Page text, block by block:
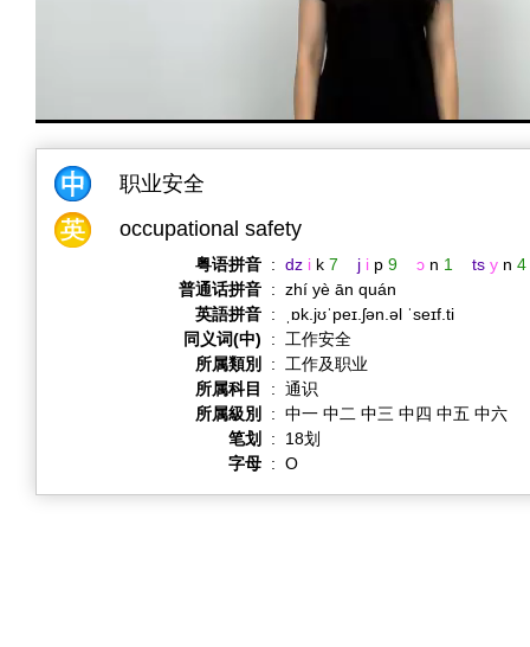
职业安全
occupational safety
粤语拼音 : dz i k 7 j i p 9 ɔ n 1 ts y n 4
普通话拼音 : zhí yè ān quán
英語拼音 :
ˌɒk.jʊˈpeɪ.ʃən.əl ˈseɪf.ti
同义词(中)
:
工作安全
所属類別
:
工作及职业
所属科目
: 通识
所属級別
: 中一 中二 中三 中四 中五 中六
笔划
:
18划
字母 : O